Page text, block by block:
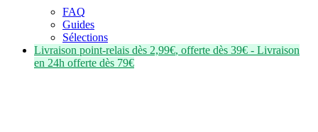
FAQ
Guides
Sélections
Livraison point-relais dès 2,99€, offerte dès 39€ - Livraison
en 24h offerte dès 79€